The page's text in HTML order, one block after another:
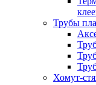
Трубы
Хомут-